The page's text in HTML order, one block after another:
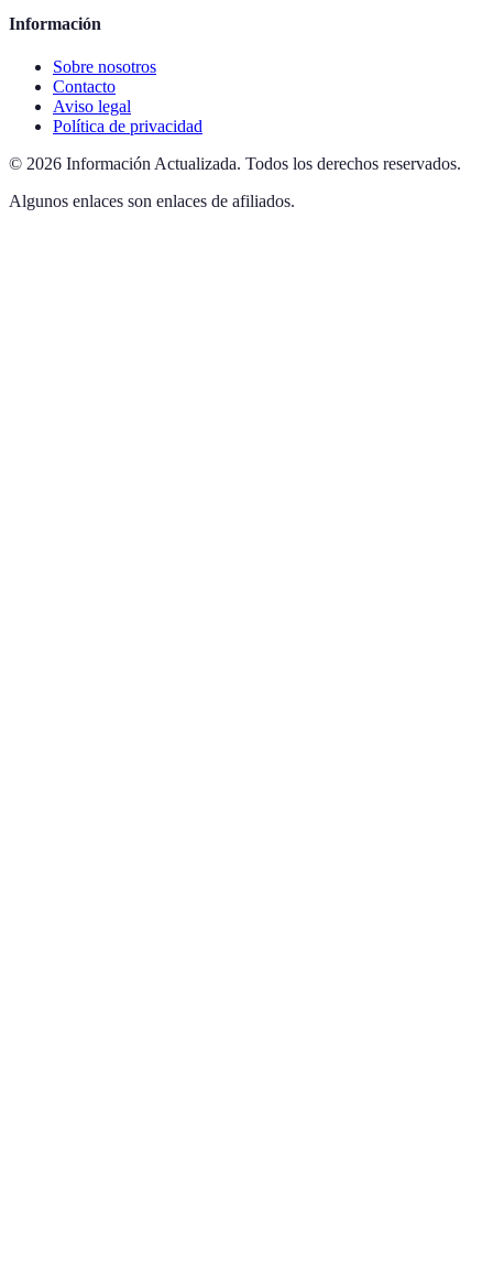
Información
Sobre nosotros
Contacto
Aviso legal
Política de privacidad
© 2026 Información Actualizada. Todos los derechos reservados.
Algunos enlaces son enlaces de afiliados.